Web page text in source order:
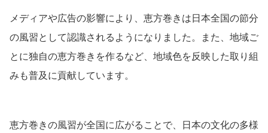
メディアや広告の影響により、恵方巻きは日本全国の節分
の風習として認識されるようになりました。また、地域ご
とに独自の恵方巻きを作るなど、地域色を反映した取り組
みも普及に貢献しています。
恵方巻きの風習が全国に広がることで、日本の文化の多様